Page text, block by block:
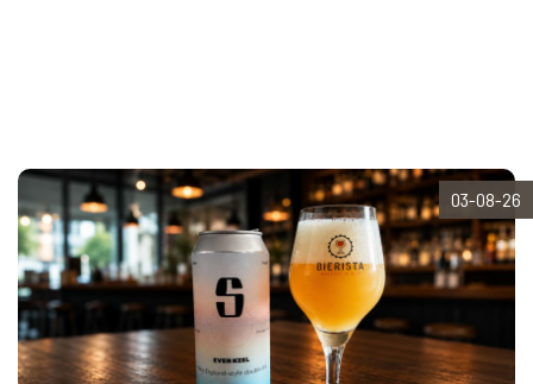
03-08-26